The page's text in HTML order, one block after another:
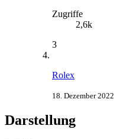
Zugriffe
2,6k
3
Rolex
18. Dezember 2022
Darstellung